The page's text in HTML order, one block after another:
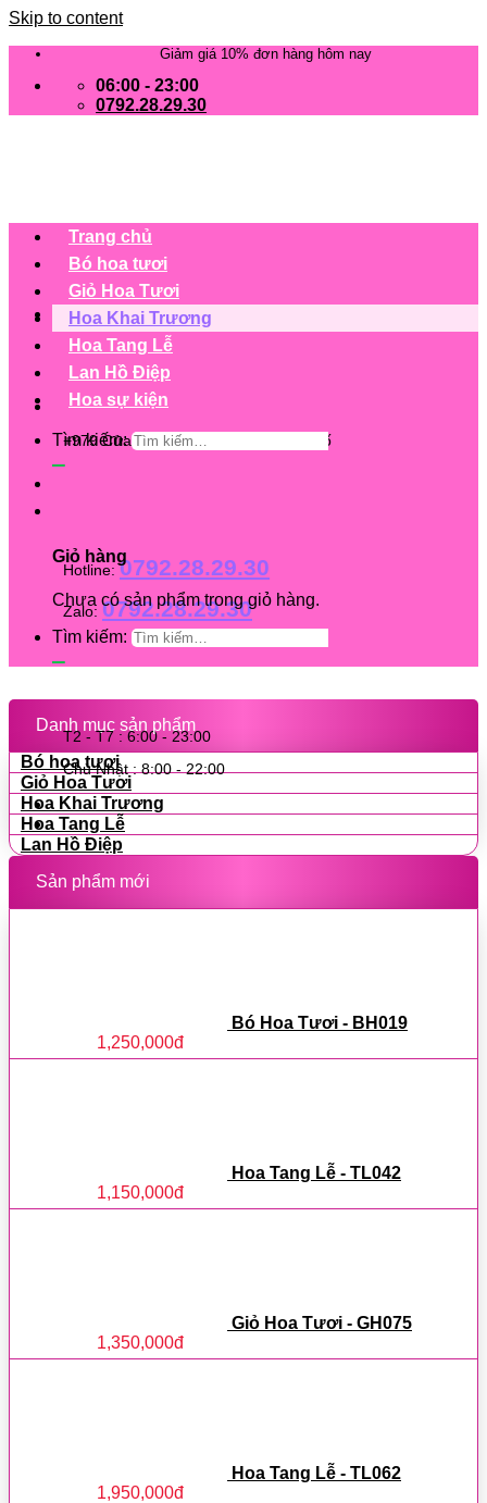
Skip to content
Giảm giá 10% đơn hàng hôm nay
06:00 - 23:00
0792.28.29.30
+979 Cửa hàng trên 63 tỉnh/ thành phố
Hotline:0792.28.29.30
Zalo: 0792.28.29.30
T2 - T7 : 6:00 - 23:00
Chủ Nhật : 8:00 - 22:00
Trang chủ
Bó hoa tươi
Giỏ Hoa Tươi
Hoa Khai Trương
Hoa Tang Lễ
Lan Hồ Điệp
Hoa sự kiện
Tìm kiếm:
Giỏ hàng
Chưa có sản phẩm trong giỏ hàng.
Tìm kiếm:
Danh mục sản phẩm
Bó hoa tươi
Giỏ Hoa Tươi
Hoa Khai Trương
Hoa Tang Lễ
Lan Hồ Điệp
Sản phẩm mới
Bó Hoa Tươi - BH019
1,250,000đ
Hoa Tang Lễ - TL042
1,150,000đ
Giỏ Hoa Tươi - GH075
1,350,000đ
Hoa Tang Lễ - TL062
1,950,000đ